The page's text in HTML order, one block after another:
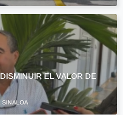
EL VALOR DE
SINALOA